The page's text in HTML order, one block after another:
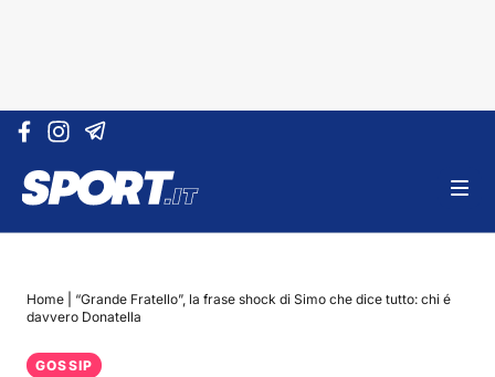
Vai al contenuto
Home
“Grande Fratello”, la frase shock di Simo che dice tutto: chi é
davvero Donatella
GOSSIP